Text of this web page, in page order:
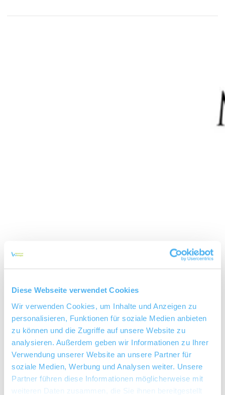
Diese Webseite verwendet Cookies
Wir verwenden Cookies, um Inhalte und Anzeigen zu
personalisieren, Funktionen für soziale Medien anbieten
zu können und die Zugriffe auf unsere Website zu
analysieren. Außerdem geben wir Informationen zu Ihrer
Verwendung unserer Website an unsere Partner für
soziale Medien, Werbung und Analysen weiter. Unsere
Partner führen diese Informationen möglicherweise mit
weiteren Daten zusammen, die Sie ihnen bereitgestellt
Weingut Meiser